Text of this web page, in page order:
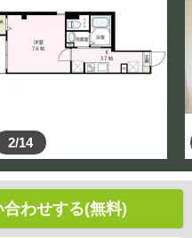
2/14
わせする(無料)